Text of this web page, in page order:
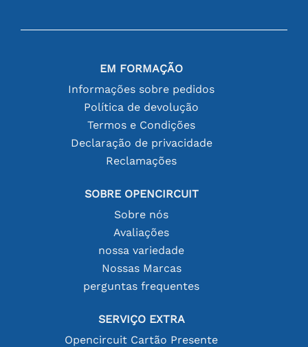
EM FORMAÇÃO
Informações sobre pedidos
Política de devolução
Termos e Condições
Declaração de privacidade
Reclamações
SOBRE OPENCIRCUIT
Sobre nós
Avaliações
nossa variedade
Nossas Marcas
perguntas frequentes
SERVIÇO EXTRA
Opencircuit Cartão Presente